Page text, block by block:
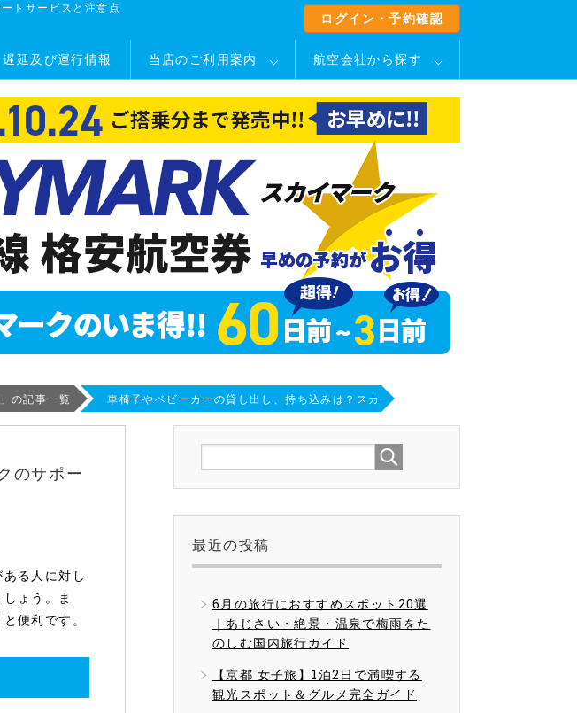
トサービスと注意点
ログイン・予約確認
延及び運行情報 当店のご利用案内 航空会社から探す
の記事一覧 車椅子やベビーカーの貸し出し、持ち込みは？スカイマークのサポートサービスと注意
のサポー
る人に対し
ょう。ま
便利です。
最近の投稿
6月の旅行におすすめスポット20選
｜あじさい・絶景・温泉で梅雨をた
のしむ国内旅行ガイド
【京都 女子旅】1泊2日で満喫する
観光スポット＆グルメ完全ガイド